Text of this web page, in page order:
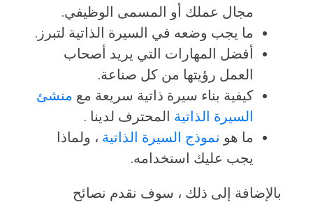
مجال عملك أو المسمى الوظيفي.
ما يجب وضعه في السيرة الذاتية لتبرز.
أفضل المهارات التي يريد أصحاب
العمل رؤيتها من كل صناعة.
كيفية بناء سيرة ذاتية سريعة مع منشئ
السيرة الذاتية المحترف لدينا .
ما هو نموذج السيرة الذاتية ، ولماذا
يجب عليك استخدامه.
بالإضافة إلى ذلك ، سوف نقدم نصائح